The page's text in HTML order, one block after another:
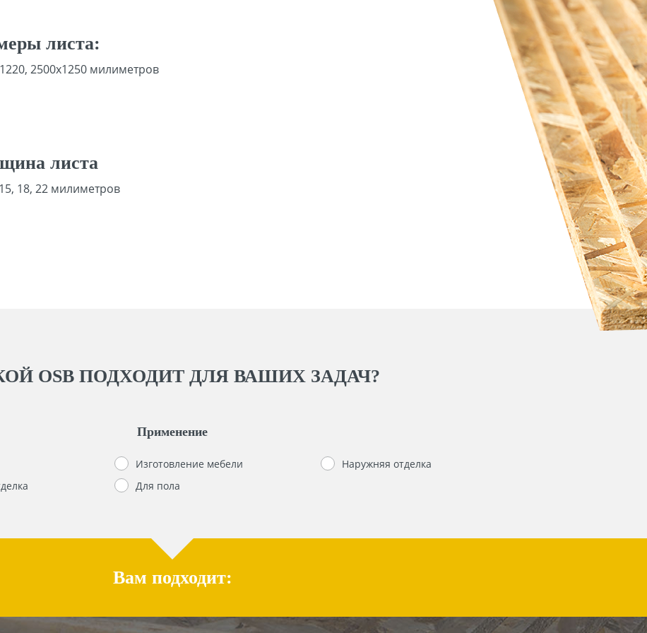
листа:
2500х1250 милиметров
листа
18, 22 милиметров
OSB ПОДХОДИТ ДЛЯ ВАШИХ ЗАДАЧ?
Применение
Изготовление мебели
Для пола
Наружняя отделка
Вам подходит: